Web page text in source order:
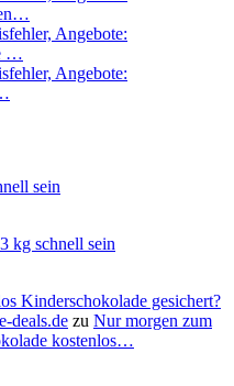
Angebote:
…
Angebote:
sein
kg schnell sein
Kinderschokolade gesichert?
deals.de zu Nur morgen zum
kostenlos…